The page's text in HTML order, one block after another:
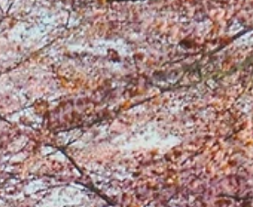
っぱいです。 浦河町のみなさんは...